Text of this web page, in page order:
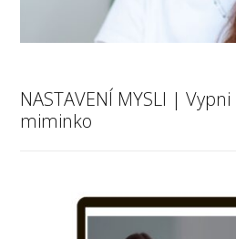
NASTAVENÍ MYSLI |
miminko